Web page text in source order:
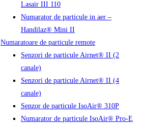
Lasair III 110
Numarator de particule in aer –
Handilaz® Mini II
Numaratoare de particule remote
Senzori de particule Airnet® II (2
canale)
Senzori de particule Airnet® II (4
canale)
Senzor de particule IsoAir® 310P
Numarator de particule IsoAir® Pro-E